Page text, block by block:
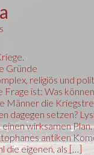
Gründe
religiös und
ist: Was
Männer die
dagegen setzen?
einen wirksamen
antiken
die eigenen, als […]